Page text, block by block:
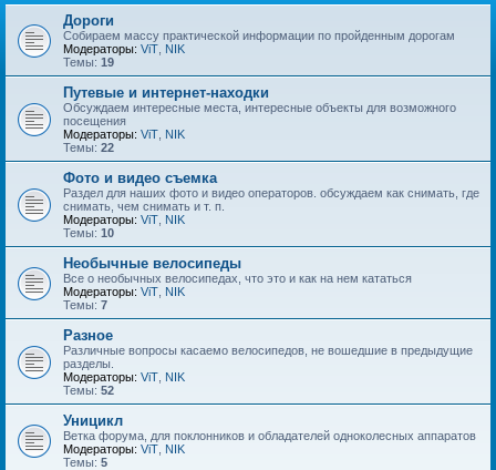
Дороги
Собираем массу практической информации по пройденным дорогам
Модераторы: ViT NIK
Темы: 19
Путевые и интернет-находки
Обсуждаем интересные места, интересные объекты для возможного
посещения
Модераторы: ViT NIK
Темы: 22
Фото и видео съемка
Раздел для наших фото и видео операторов. обсуждаем как снимать, где
снимать, чем снимать и т. п.
Модераторы: ViT NIK
Темы: 10
Необычные велосипеды
Все о необычных велосипедах, что это и как на нем кататься
Модераторы: ViT NIK
Темы: 7
Разное
Различные вопросы касаемо велосипедов, не вошедшие в предыдущие
разделы.
Модераторы: ViT NIK
Темы: 52
Уницикл
Ветка форума, для поклонников и обладателей одноколесных аппаратов
Модераторы: ViT NIK
Темы: 5